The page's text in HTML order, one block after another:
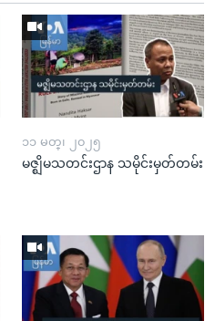
၁၁ မတ္၊ ၂၀၂၅
မဇ္ဈိမသတင်းဌာန သမိုင်းမှတ်တမ်း